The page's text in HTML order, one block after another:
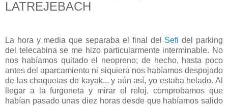
LATREJEBACH
La hora y media que separaba el final del Sefi del parking
del telecabina se me hizo particularmente interminable. No
nos habíamos quitado el neopreno; de hecho, hasta poco
antes del aparcamiento ni siquiera nos habíamos despojado
de las chaquetas de kayak... y aún así, yo estaba helado. Al
llegar a la furgoneta y mirar el reloj, comprobamos que
habían pasado unas diez horas desde que habíamos salido